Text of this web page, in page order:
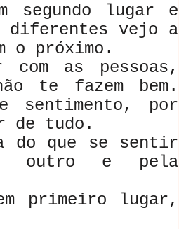
segundo lugar e
diferentes vejo a
o próximo.
as pessoas,
te fazem bem.
sentimento, por
de tudo.
do que se sentir
outro e pela
primeiro lugar,